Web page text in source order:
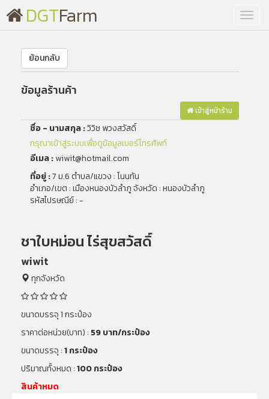
DGTFarm
ย้อนกลับ
ข้อมูลร้านค้า
เข้าสู่หน้าร้าน
ชื่อ - นามสกุล :วิวิช พวงสวัสดิ์
กรุณาเข้าสู่ระบบเพื่อดูข้อมูลเบอร์โทรศัพท์
อีเมล :wiwit@hotmail.com
ที่อยู่ :7 ม.6 ตำบล/แขวง : โนนทัน
อำเภอ/เขต : เมืองหนองบัวลำภู จังหวัด : หนองบัวลำภู
รหัสไปรษณีย์ : -
ชาใบหม่อน ไร่สุขสวัสดิ์
wiwit
ทุกจังหวัด
ขนาดบรรจุ 1 กระป๋อง
ราคาต่อหน่วย(บาท) : 59 บาท/กระป๋อง
ขนาดบรรจุ :1 กระป๋อง
ปริมาณทั้งหมด :100 กระป๋อง
สินค้าหมด